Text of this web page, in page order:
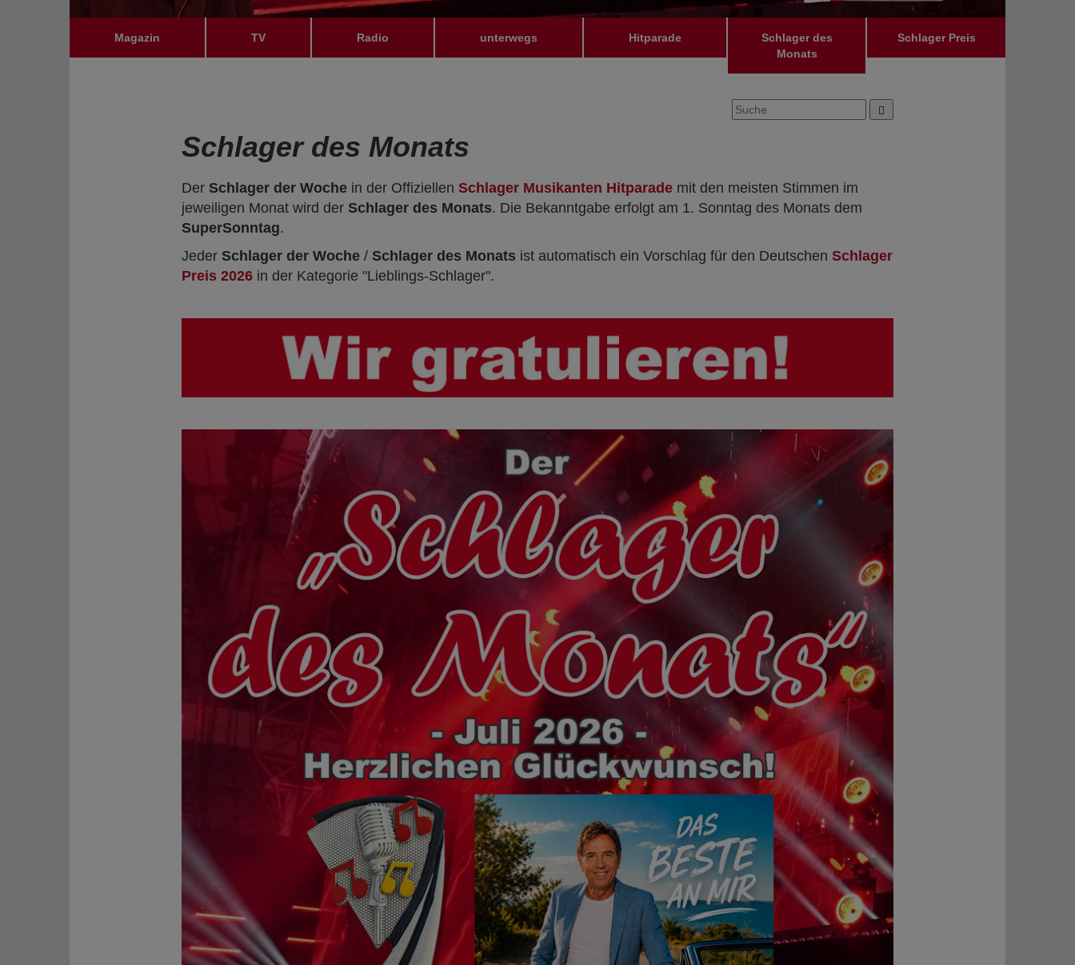
Magazin TV Radio unterwegs Hitparade
Schlager des
Monats
Schlager Preis
Schlager des Monats
Der Schlager der Woche in der Offiziellen Schlager Musikanten Hitparade mit den meisten Stimmen im
jeweiligen Monat wird der Schlager des Monats. Die Bekanntgabe erfolgt am 1. Sonntag des Monats dem
SuperSonntag.
Jeder Schlager der Woche / Schlager des Monats ist automatisch ein Vorschlag für den Deutschen Schlager
Preis 2026 in der Kategorie "Lieblings-Schlager".